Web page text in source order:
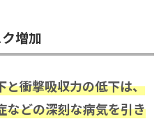
増加
と衝撃吸収力の低下は、
などの深刻な病気を引き